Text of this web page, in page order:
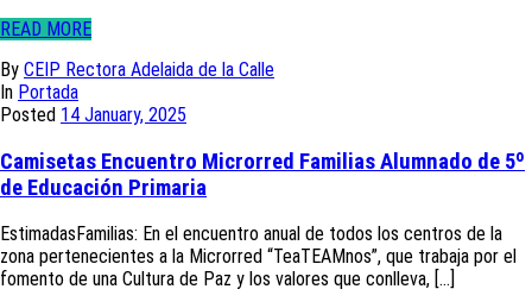
READ MORE
By CEIP Rectora Adelaida de la Calle
In Portada
Posted 14 January, 2025
Camisetas Encuentro Microrred Familias Alumnado de 5º
de Educación Primaria
EstimadasFamilias: En el encuentro anual de todos los centros de la
zona pertenecientes a la Microrred “TeaTEAMnos”, que trabaja por el
fomento de una Cultura de Paz y los valores que conlleva, [...]